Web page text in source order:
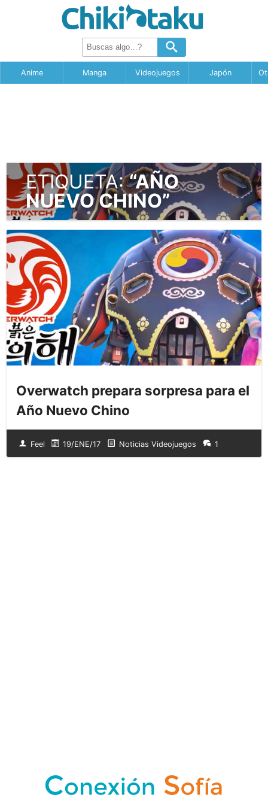
Anime Manga Videojuegos Japón
ETIQUETA:“AÑO
NUEVO CHINO”
Overwatch prepara sorpresa para el
Año Nuevo Chino
Feel 19/ENE/17 Noticias Videojuegos 1